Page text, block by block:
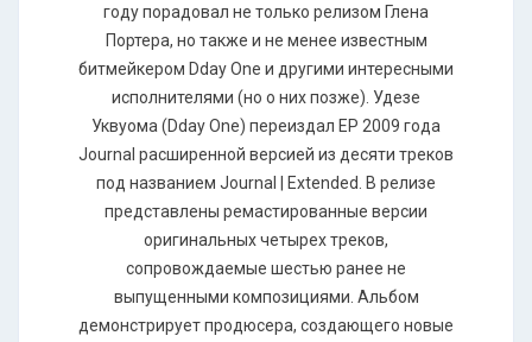
году порадовал не только релизом Глена
Портера, но также и не менее известным
битмейкером Dday One и другими интересными
исполнителями (но о них позже). Удезе
Уквуома (Dday One) переиздал ЕР 2009 года
Journal расширенной версией из десяти треков
под названием Journal | Extended. В релизе
представлены ремастированные версии
оригинальных четырех треков,
сопровождаемые шестью ранее не
выпущенными композициями. Альбом
демонстрирует продюсера, создающего новые